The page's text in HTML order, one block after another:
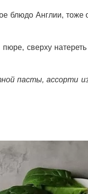
блюдо Англии,
сверху
пасты, ассорти